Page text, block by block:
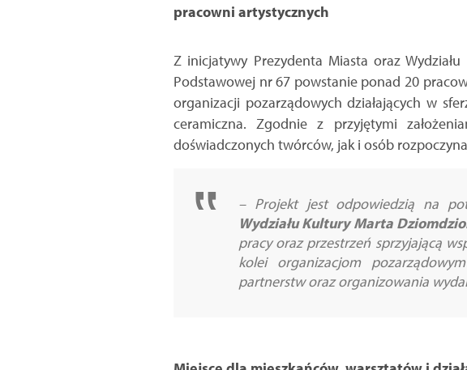
pracowni artystycznych
Z inicjatywy Prezydenta Miasta oraz
Podstawowej nr 67 powstanie ponad 20
organizacji pozarządowych działających w
ceramiczna. Zgodnie z przyjętymi
doświadczonych twórców, jak i osób
– Projekt jest odpowiedzią na
Wydziału Kultury Marta
pracy oraz przestrzeń sprzyjającą
kolei organizacjom
partnerstw oraz organizowania